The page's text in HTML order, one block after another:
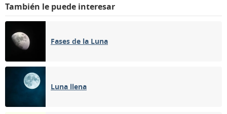
También le puede interesar
Fases de la Luna
Luna llena